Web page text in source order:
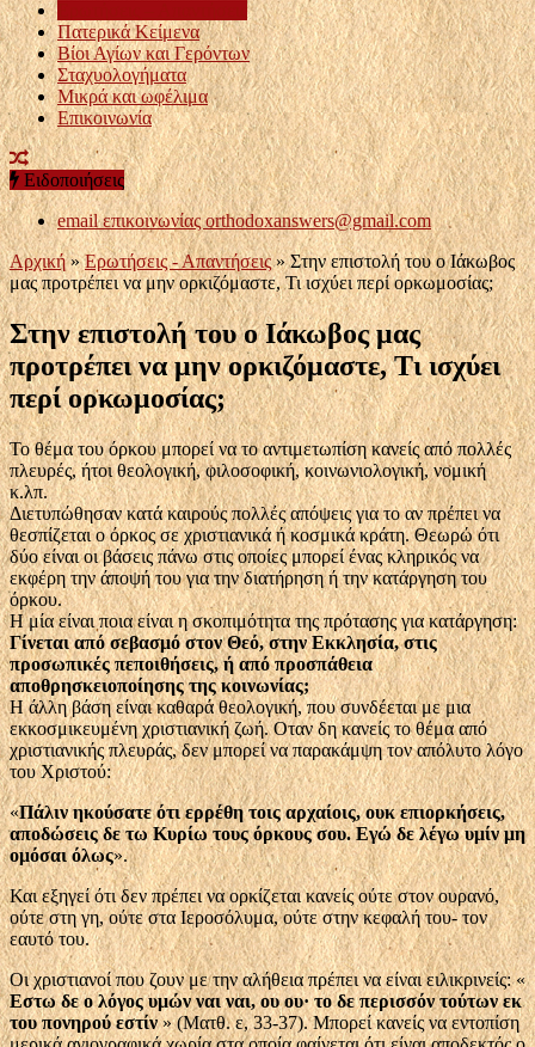
Πατερικά Κείμενα
Βίοι Αγίων και Γερόντων
Σταχυολογήματα
Μικρά και ωφέλιμα
Επικοινωνία
Ειδοποιήσεις
email επικοινωνίαςorthodoxanswers@gmail.com
Αρχική » Ερωτήσεις - Απαντήσεις » Στην επιστολή του ο Ιάκωβος
μας προτρέπει να μην ορκιζόμαστε, Τι ισχύει περί ορκωμοσίας;
Στην επιστολή του ο Ιάκωβος μας
προτρέπει να μην ορκιζόμαστε, Τι ισχύει
περί ορκωμοσίας;
Το θέμα του όρκου μπορεί να το αντιμετωπίση κανείς από πολλές
πλευρές, ήτοι θεολογική, φιλοσοφική, κοινωνιολογική, νομική
κ.λπ.
Διετυπώθησαν κατά καιρούς πολλές απόψεις για το αν πρέπει να
θεσπίζεται ο όρκος σε χριστιανικά ή κοσμικά κράτη. Θεωρώ ότι
δύο είναι οι βάσεις πάνω στις οποίες μπορεί ένας κληρικός να
εκφέρη την άποψή του για την διατήρηση ή την κατάργηση του
όρκου.
Η μία είναι ποια είναι η σκοπιμότητα της πρότασης για κατάργηση:
Γίνεται από σεβασμό στον Θεό, στην Εκκλησία, στις
προσωπικές πεποιθήσεις, ή από προσπάθεια
αποθρησκειοποίησης της κοινωνίας;
Η άλλη βάση είναι καθαρά θεολογική, που συνδέεται με μια
εκκοσμικευμένη χριστιανική ζωή. Οταν δη κανείς το θέμα από
χριστιανικής πλευράς, δεν μπορεί να παρακάμψη τον απόλυτο λόγο
του Χριστού:
«Πάλιν ηκούσατε ότι ερρέθη τοις αρχαίοις, ουκ επιορκήσεις,
αποδώσεις δε τω Κυρίω τους όρκους σου. Εγώ δε λέγω υμίν μη
ομόσαι όλως».
Και εξηγεί ότι δεν πρέπει να ορκίζεται κανείς ούτε στον ουρανό,
ούτε στη γη, ούτε στα Ιεροσόλυμα, ούτε στην κεφαλή του- τον
εαυτό του.
Οι χριστιανοί που ζουν με την αλήθεια πρέπει να είναι ειλικρινείς: «
Εστω δε ο λόγος υμών ναι ναι, ου ου· το δε περισσόν τούτων εκ
του πονηρού εστίν» (Ματθ. ε, 33-37). Μπορεί κανείς να εντοπίση